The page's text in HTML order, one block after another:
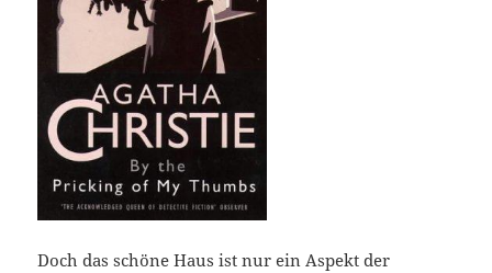
Doch das schöne Haus ist nur ein Aspekt der